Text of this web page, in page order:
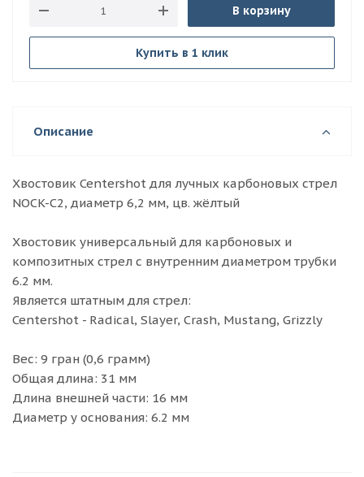
В корзину
Купить в 1 клик
Описание
Хвостовик Centershot для лучных карбоновых стрел
NOCK-C2, диаметр 6,2 мм, цв. жёлтый
Хвостовик универсальный для карбоновых и
композитных стрел с внутренним диаметром трубки
6.2 мм.
Является штатным для стрел:
Centershot - Radical, Slayer, Crash, Mustang, Grizzly
Вес: 9 гран (0,6 грамм)
Общая длина: 31 мм
Длина внешней части: 16 мм
Диаметр у основания: 6.2 мм